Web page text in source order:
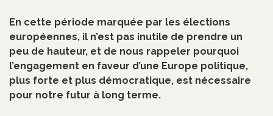
En cette période marquée par les élections
européennes, il n’est pas inutile de prendre un
peu de hauteur, et de nous rappeler pourquoi
l’engagement en faveur d’une Europe politique,
plus forte et plus démocratique, est nécessaire
pour notre futur à long terme.